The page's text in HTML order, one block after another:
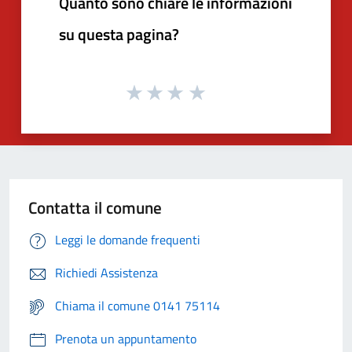
su questa pagina?
Contatta il comune
Leggi le domande frequenti
Richiedi Assistenza
Chiama il comune 0141 75114
Prenota un appuntamento